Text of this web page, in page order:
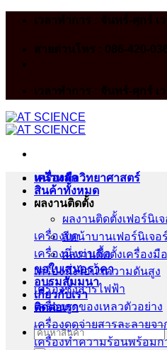
Skip
เวลาทำการ : จันทร์-ศุกร์ เ
สายด่วนโทร : 086-420-
เวลาทำการ : จันทร์-ศุกร์ เ
หน้าหลัก
สินค้าทั้งหมด
ผลงานติดตั้ง
ผลงานติดตั้งเฟอร์นิเจ
สีหน้าบานเฟอร์นิเจอร์
ผลงานติดตั้งเครื่องมื
ขอใบเสนอราคา
อบรมสัมมนา
เกี่ยวกับเรา
ติดต่อเรา
Search
for:
เครื่องมือวิทยาศาสตร์
เครื่องบด
เครื่องนึ่งฆ่าเชื้อ
เครื่องนึ่งไอน้ำความดันสูง
เครื่องชั่งสารไฟฟ้า
เครื่องดูดของเหลวตัวอย่าง
เครื่องดูดจ่ายสารละลายจ
เครื่องทำความร้อนพร้อมก